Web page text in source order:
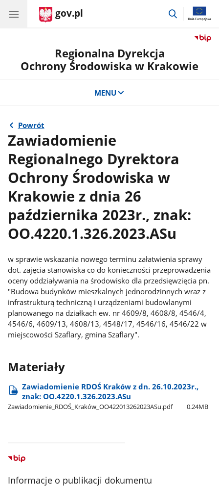
gov.pl
przejdź
Regionalna Dyrekcja
Ochrony Środowiska w Krakowie
MENU
Powrót
Zawiadomienie
Regionalnego Dyrektora
Ochrony Środowiska w
Krakowie z dnia 26
października 2023r., znak:
OO.4220.1.326.2023.ASu
w sprawie wskazania nowego terminu załatwienia sprawy
dot. zajęcia stanowiska co do konieczności przeprowadzenia
oceny oddziaływania na środowisko dla przedsięwzięcia pn.
"Budowa budynków mieszkalnych jednorodzinnych wraz z
infrastrukturą techniczną i urządzeniami budowlanymi
planowanego na działkach ew. nr 4609/8, 4608/8, 4546/4,
4546/6, 4609/13, 4608/13, 4548/17, 4546/16, 4546/22 w
miejscowości Szaflary, gmina Szaflary".
Materiały
Zawiadomienie RDOŚ Kraków z dn. 26.10.2023r.,
znak: OO.4220.1.326.2023.ASu
Zawiadomienie​_RDOŚ​_Kraków​_OO422013262023ASu.pdf 0.24MB
Informacje o publikacji dokumentu